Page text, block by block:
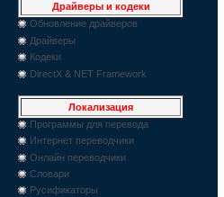
Драйверы и кодеки
Обновление драйверов
Драйверы
Кодеки
DirectX & NET Framework
Локализация
Программы для перевода
Интернет переводчики
Онлайн переводчики
Словари
Русификаторы